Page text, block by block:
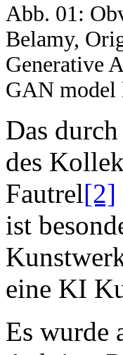
Abb. 01:
Belamy,
Generative
GAN model
Das
des
Fautrel[2]
ist
eine KI
Es wurde